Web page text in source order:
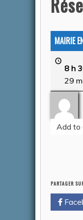
MAIRIE
8 h
29
Add to
PARTAGER